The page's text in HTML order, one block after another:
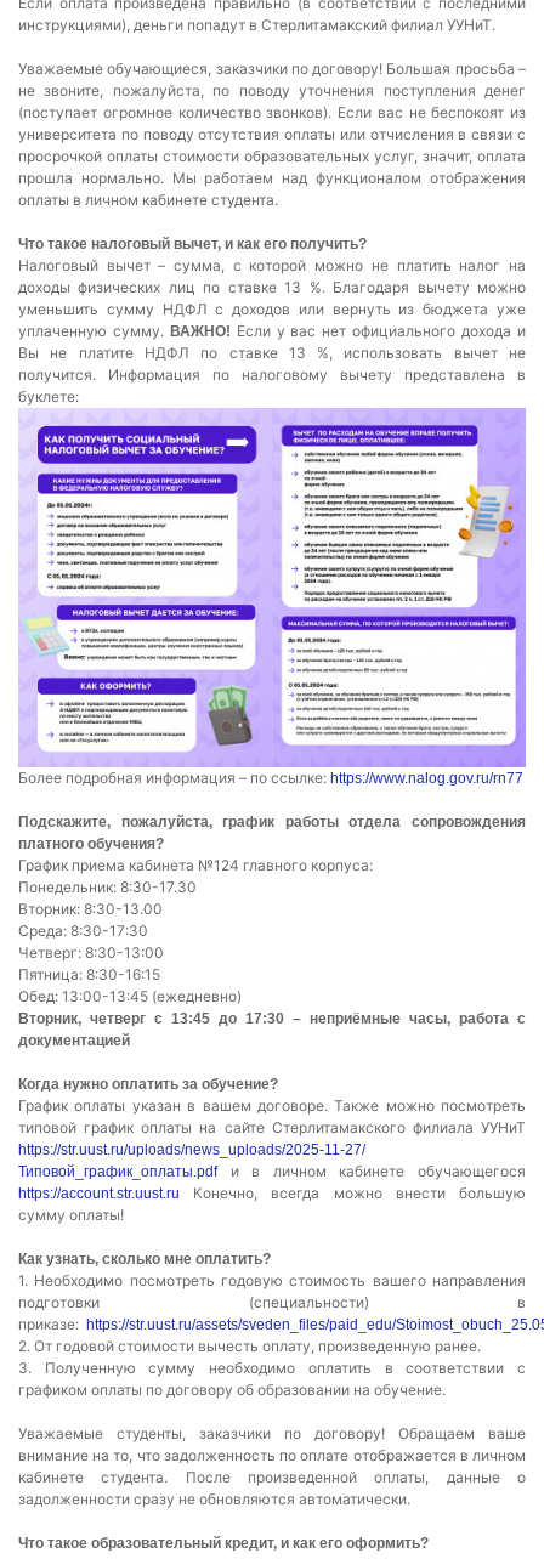
инструкциями), деньги попадут в Стерлитамакский филиал УУНиТ.
Уважаемые обучающиеся, заказчики по договору! Большая просьба –
не звоните, пожалуйста, по поводу уточнения поступления денег
(поступает огромное количество звонков). Если вас не беспокоят из
университета по поводу отсутствия оплаты или отчисления в связи с
просрочкой оплаты стоимости образовательных услуг, значит, оплата
прошла нормально. Мы работаем над функционалом отображения
оплаты в личном кабинете студента.
Что такое налоговый вычет, и как его получить?
Налоговый вычет – сумма, с которой можно не платить налог на
доходы физических лиц по ставке 13 %. Благодаря вычету можно
уменьшить сумму НДФЛ с доходов или вернуть из бюджета уже
уплаченную сумму. ВАЖНО! Если у вас нет официального дохода и
Вы не платите НДФЛ по ставке 13 %, использовать вычет не
получится. Информация по налоговому вычету представлена в
буклете:
Более подробная информация – по ссылке: https://www.nalog.gov.ru/rn77
Подскажите, пожалуйста, график работы отдела сопровождения
платного обучения?
График приема кабинета №124 главного корпуса:
Понедельник: 8:30-17.30
Вторник: 8:30-13.00
Среда: 8:30-17:30
Четверг: 8:30-13:00
Пятница: 8:30-16:15
Обед: 13:00-13:45 (ежедневно)
Вторник, четверг с 13:45 до 17:30 – неприёмные часы, работа с
документацией
Когда нужно оплатить за обучение?
График оплаты указан в вашем договоре. Также можно посмотреть
типовой график оплаты на сайте Стерлитамакского филиала УУНиТ
https://str.uust.ru/uploads/news_uploads/2025-11-27/
Типовой_график_оплаты.pdfи в личном кабинете обучающегося
https://account.str.uust.ru
Конечно, всегда можно внести большую
сумму оплаты!
Как узнать, сколько мне оплатить?
1. Необходимо посмотреть годовую стоимость вашего направления
подготовки (специальности) в
приказе: https://str.uust.ru/assets/sveden_files/paid_edu/
2. От годовой стоимости вычесть оплату, произведенную ранее.
3. Полученную сумму необходимо оплатить в соответствии с
графиком оплаты по договору об образовании на обучение.
Уважаемые студенты, заказчики по договору! Обращаем ваше
внимание на то, что задолженность по оплате отображается в личном
кабинете студента. После произведенной оплаты, данные о
задолженности сразу не обновляются автоматически.
Что такое образовательный кредит, и как его оформить?